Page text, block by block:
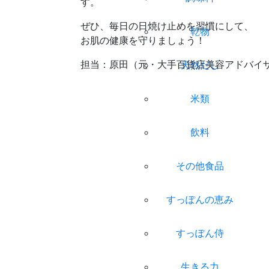
乾物
天然だし
米類
飲料
その他食品
すっぽんの恵み
すっぽん侍
生きる力
ぜひ、毎日の日焼け止めを習慣にして、
お肌の健康を守りましょう！
担当：原田（元・大手百貨店美容アドバイ